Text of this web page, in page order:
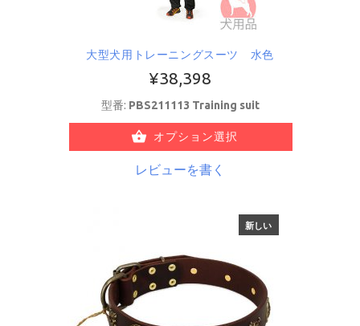
大型犬用トレーニングスーツ 水色
¥38,398
型番: PBS211113 Training suit
オプション選択
レビューを書く
新しい